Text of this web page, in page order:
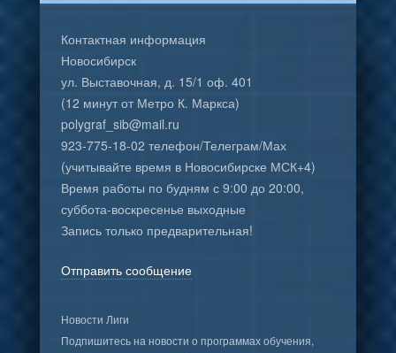
Контактная информация
Новосибирск
ул. Выставочная, д. 15/1 оф. 401
(12 минут от Метро К. Маркса)
polygraf_sib@mail.ru
923-775-18-02 телефон/Телеграм/Мах
(учитывайте время в Новосибирске МСК+4)
Время работы по будням с 9:00 до 20:00,
суббота-воскресенье выходные
Запись только предварительная!
Отправить сообщение
Новости Лиги
Подпишитесь на новости о программах обучения,